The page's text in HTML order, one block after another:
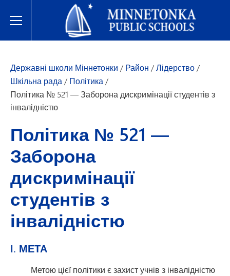
Toggle Menu
Державні школи Міннетонки
Державні школи Міннетонки / Район /Лідерство/
Шкільна рада/ Політика/
Політика № 521 — Заборона дискримінації студентів з
інвалідністю
Політика № 521 —
Заборона
дискримінації
студентів з
інвалідністю
I. МЕТА
Метою цієї політики є захист учнів з інвалідністю